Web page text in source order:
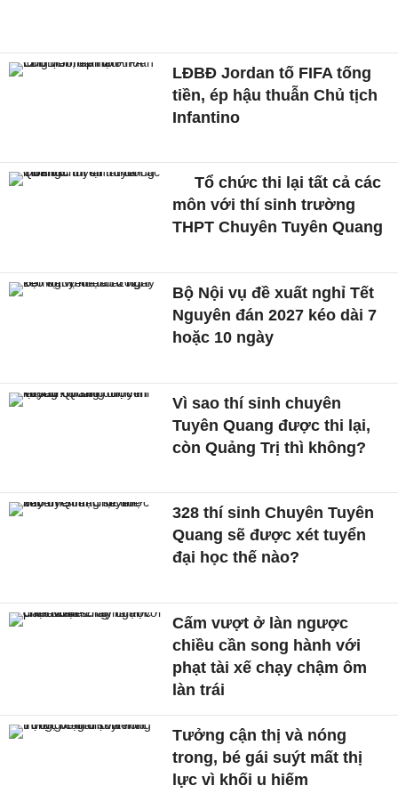
LĐBĐ Jordan tố FIFA tống
tiền, ép hậu thuẫn Chủ tịch
Infantino
Tổ chức thi lại tất cả các
môn với thí sinh trường
THPT Chuyên Tuyên Quang
Bộ Nội vụ đề xuất nghỉ Tết
Nguyên đán 2027 kéo dài 7
hoặc 10 ngày
Vì sao thí sinh chuyên
Tuyên Quang được thi lại,
còn Quảng Trị thì không?
328 thí sinh Chuyên Tuyên
Quang sẽ được xét tuyển
đại học thế nào?
Cấm vượt ở làn ngược
chiều cần song hành với
phạt tài xế chạy chậm ôm
làn trái
Tưởng cận thị và nóng
trong, bé gái suýt mất thị
lực vì khối u hiếm